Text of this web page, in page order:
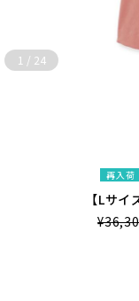
1 / 24
再入荷
【Lサ